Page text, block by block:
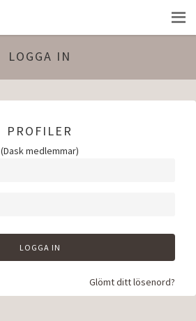
LOGGA IN
PROFILER
(Dask medlemmar)
LOGGA IN
Glömt ditt lösenord?